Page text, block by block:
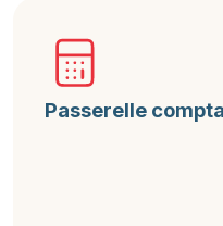
Passerelle